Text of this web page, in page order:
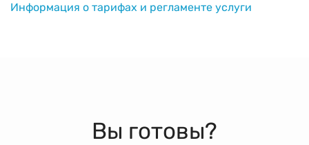
Информация о тарифах и регламенте услуги
Вы готовы?